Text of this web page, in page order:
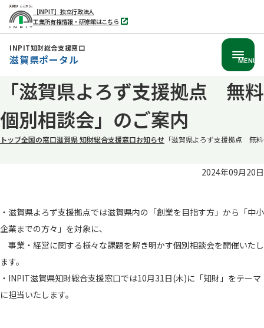
へ
移
［INPIT］独立行政法人
工業所有権情報・研修館はこちら
別
タ
INPIT知財総合支援窓口
滋賀県ポータル MENU
「滋賀県よろず支援拠点 無料
個別相談会」のご案内
トップ全国の窓口滋賀県 知財総合支援窓口お知らせ 「滋賀県よろず支援拠点 無
2024年09月20日
・滋賀県よろず支援拠点では滋賀県内の「創業を目指す方」から「中小
企業までの方々」を対象に、
事業・経営に関する様々な課題を解き明かす個別相談会を開催いたし
ます。
・INPIT滋賀県知財総合支援窓口では10月31日(木)に「知財」をテーマ
に担当いたします。